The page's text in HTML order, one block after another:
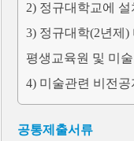
2) 정규대학교에
3) 정규대학(2년제
평생교육원 및 미
4) 미술관련 비전공
공통제출서류